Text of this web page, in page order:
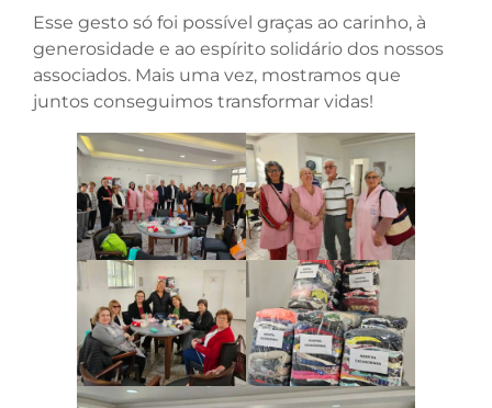
Esse gesto só foi possível graças ao carinho, à
generosidade e ao espírito solidário dos nossos
associados. Mais uma vez, mostramos que
juntos conseguimos transformar vidas!